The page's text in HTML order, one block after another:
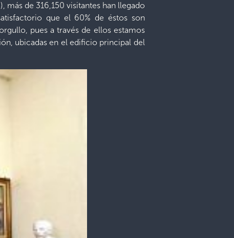
más de 316,150 visitantes han llegado
que el 60% de éstos son
pues a través de ellos estamos
ubicadas en el edificio principal del